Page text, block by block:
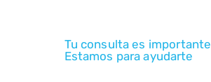
Tu consulta es
Estamos para ayudarte